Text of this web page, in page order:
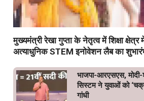
मुख्यमंत्री रेखा गुप्ता के नेतृत्व में शिक्षा क्षेत्र
अत्याधुनिक STEM इनोवेशन लैब का
भाजपा-आरएसएस,
सिस्टम ने युवाओं को
गांधी